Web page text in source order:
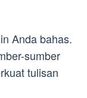
Anda bahas.
sumber
tulisan